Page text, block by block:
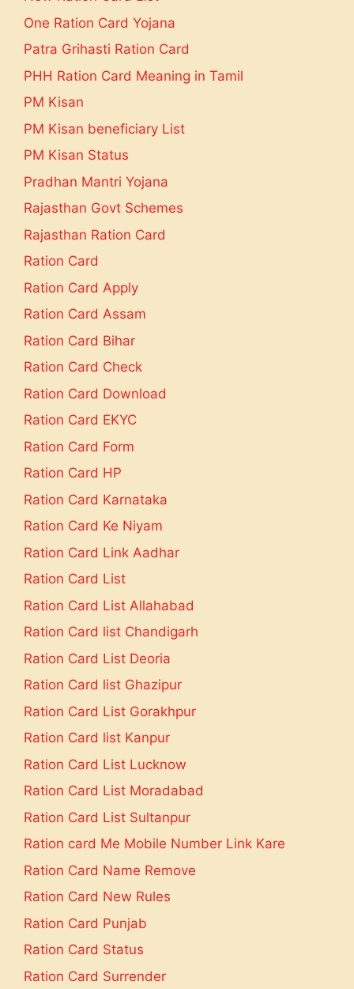
One Ration Card Yojana
Patra Grihasti Ration Card
PHH Ration Card Meaning in Tamil
PM Kisan
PM Kisan beneficiary List
PM Kisan Status
Pradhan Mantri Yojana
Rajasthan Govt Schemes
Rajasthan Ration Card
Ration Card
Ration Card Apply
Ration Card Assam
Ration Card Bihar
Ration Card Check
Ration Card Download
Ration Card EKYC
Ration Card Form
Ration Card HP
Ration Card Karnataka
Ration Card Ke Niyam
Ration Card Link Aadhar
Ration Card List
Ration Card List Allahabad
Ration Card list Chandigarh
Ration Card List Deoria
Ration Card list Ghazipur
Ration Card List Gorakhpur
Ration Card list Kanpur
Ration Card List Lucknow
Ration Card List Moradabad
Ration Card List Sultanpur
Ration card Me Mobile Number Link Kare
Ration Card Name Remove
Ration Card New Rules
Ration Card Punjab
Ration Card Status
Ration Card Surrender